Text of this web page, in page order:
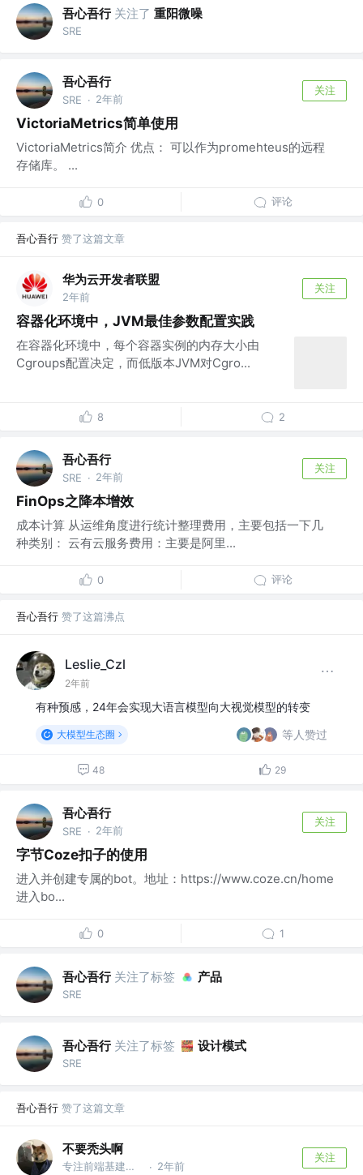
吾心吾行 关注了 重阳微噪
SRE
吾心吾行
SRE · 2年前
关注
VictoriaMetrics简单使用
VictoriaMetrics简介 优点： 可以作为promehteus的远程
存储库。 ...
0 评论
吾心吾行 赞了这篇文章
华为云开发者联盟
2年前
关注
容器化环境中，JVM最佳参数配置实践
在容器化环境中，每个容器实例的内存大小由
Cgroups配置决定，而低版本JVM对Cgro...
8 2
吾心吾行
SRE · 2年前
关注
FinOps之降本增效
成本计算 从运维角度进行统计整理费用，主要包括一下几
种类别： 云有云服务费用：主要是阿里...
0 评论
吾心吾行 赞了这篇沸点
Leslie_Czl
2年前
有种预感，24年会实现大语言模型向大视觉模型的转变
大模型生态圈 等人赞过
48 29
吾心吾行
SRE · 2年前
关注
字节Coze扣子的使用
进入并创建专属的bot。地址：https://www.coze.cn/home
进入bo...
0 1
吾心吾行 关注了标签 产品
SRE
吾心吾行 关注了标签 设计模式
SRE
吾心吾行 赞了这篇文章
不要秃头啊
专注前端基建，热衷量化投资 · 2年前
关注